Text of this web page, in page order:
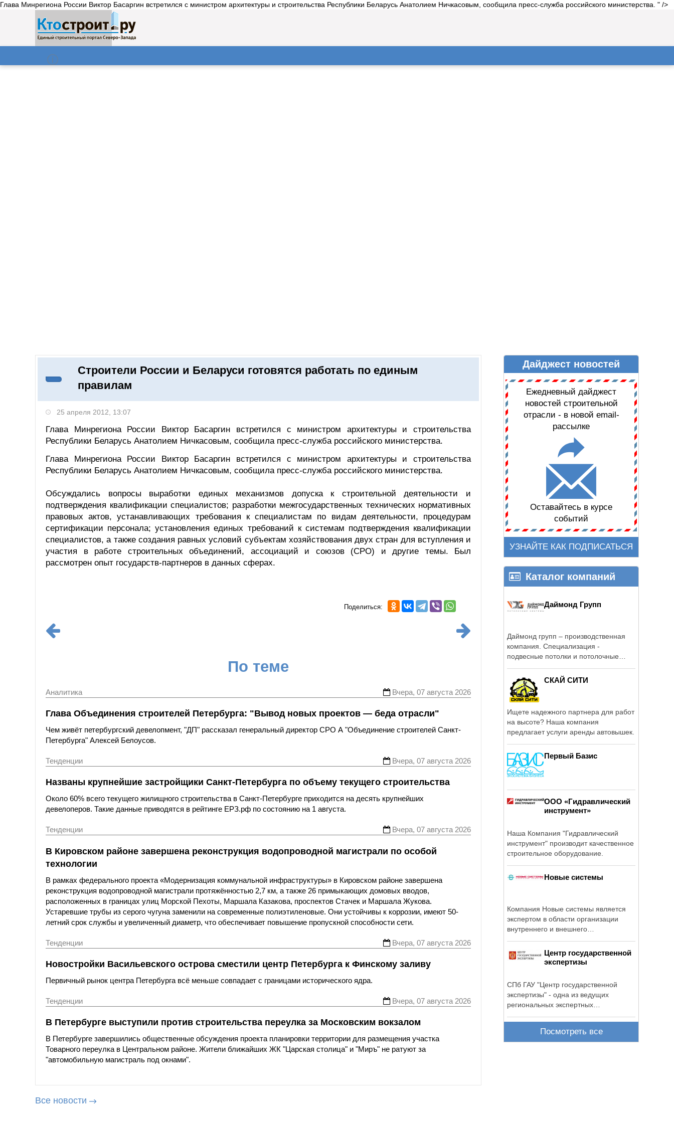
Глава Минрегиона России Виктор Басаргин встретился с министром архитектуры и строительства Республики Беларусь Анатолием Ничкасовым, сообщила пресс-служба российского министерства. " />
Поиск
ДАЙДЖЕСТ НОВОСТЕЙ
Строители России и Беларуси готовятся работать по единым
правилам
25 апреля 2012, 13:07
Глава Минрегиона России Виктор Басаргин встретился с министром архитектуры и строительства
Республики Беларусь Анатолием Ничкасовым, сообщила пресс-служба российского министерства.
Глава Минрегиона России Виктор Басаргин встретился с министром архитектуры и строительства
Республики Беларусь Анатолием Ничкасовым, сообщила пресс-служба российского министерства.
Обсуждались вопросы выработки единых механизмов допуска к строительной деятельности и
подтверждения квалификации специалистов; разработки межгосударственных технических нормативных
правовых актов, устанавливающих требования к специалистам по видам деятельности, процедурам
сертификации персонала; установления единых требований к системам подтверждения квалификации
специалистов, а также создания равных условий субъектам хозяйствования двух стран для вступления и
участия в работе строительных объединений, ассоциаций и союзов (СРО) и другие темы. Был
рассмотрен опыт государств-партнеров в данных сферах.
Поделиться:
По теме
Аналитика Вчера, 07 августа 2026
Глава Объединения строителей Петербурга: "Вывод новых проектов — беда отрасли"
Чем живёт петербургский девелопмент, "ДП" рассказал генеральный директор СРО А "Объединение строителей Санкт-
Петербурга" Алексей Белоусов.
Тенденции Вчера, 07 августа 2026
Названы крупнейшие застройщики Санкт-Петербурга по объему текущего строительства
Около 60% всего текущего жилищного строительства в Санкт-Петербурге приходится на десять крупнейших
девелоперов. Такие данные приводятся в рейтинге ЕРЗ.рф по состоянию на 1 августа.
Тенденции Вчера, 07 августа 2026
В Кировском районе завершена реконструкция водопроводной магистрали по особой
технологии
В рамках федерального проекта «Модернизация коммунальной инфраструктуры» в Кировском районе завершена
реконструкция водопроводной магистрали протяжённостью 2,7 км, а также 26 примыкающих домовых вводов,
расположенных в границах улиц Морской Пехоты, Маршала Казакова, проспектов Стачек и Маршала Жукова.
Устаревшие трубы из серого чугуна заменили на современные полиэтиленовые. Они устойчивы к коррозии, имеют 50-
летний срок службы и увеличенный диаметр, что обеспечивает повышение пропускной способности сети.
Тенденции Вчера, 07 августа 2026
Новостройки Васильевского острова сместили центр Петербурга к Финскому заливу
Первичный рынок центра Петербурга всё меньше совпадает с границами исторического ядра.
Тенденции Вчера, 07 августа 2026
В Петербурге выступили против строительства переулка за Московским вокзалом
В Петербурге завершились общественные обсуждения проекта планировки территории для размещения участка
Товарного переулка в Центральном районе. Жители ближайших ЖК "Царская столица" и "Миръ" не ратуют за
"автомобильную магистраль под окнами".
Все новости
Дайджест новостей
Ежедневный дайджест
новостей строительной
отрасли - в новой email-
рассылке
Оставайтесь в курсе
событий
УЗНАЙТЕ КАК ПОДПИСАТЬСЯ
Каталог компаний
Даймонд Групп
Даймонд групп – производственная
компания. Специализация -
подвесные потолки и потолочные
СКАЙ СИТИ
Ищете надежного партнера для работ
на высоте? Наша компания
предлагает услуги аренды автовышек.
Первый Базис
ООО «Гидравлический
инструмент»
Наша Компания "Гидравлический
инструмент" производит качественное
строительное оборудование.
Новые системы
Компания Новые системы является
экспертом в области организации
внутреннего и внешнего
Центр государственной
экспертизы
СПб ГАУ "Центр государственной
экспертизы" - одна из ведущих
региональных экспертных
Посмотреть все